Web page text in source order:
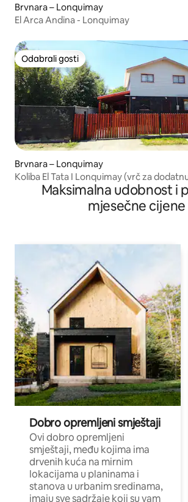
Brvnara – Lonquimay
El Arca Andina - Lonquimay
Odabrali gosti
Odabrali gosti
Brvnara – Lonquimay
Koliba El Tata I Lonquimay (vrč za
Maksimalna udobnost i
mjesečne cijene
Dobro opremljeni smještaji
Ovi dobro opremljeni
smještaji, među kojima ima
drvenih kuća na mirnim
lokacijama u planinama i
stanova u urbanim sredinama,
imaju sve sadržaje koji su vam